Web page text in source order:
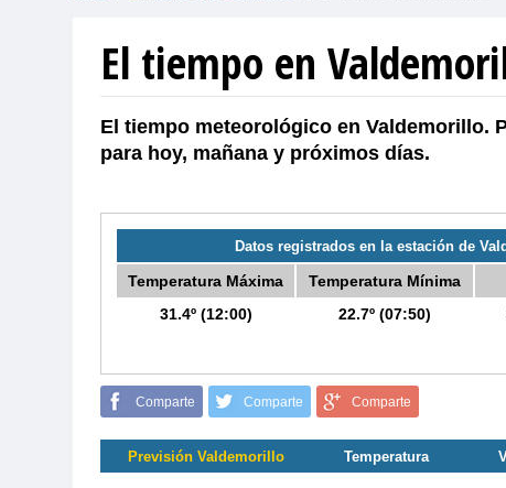
El tiempo en
El tiempo meteorológico en Valdemorillo.
para hoy, mañana y próximos días.
Datos registrados en la estación de
Temperatura Máxima
31.4º (12:00)
Temperatura Mínima
22.7º (07:50)
Comparte Comparte Comparte
Previsión Valdemorillo Temperatura